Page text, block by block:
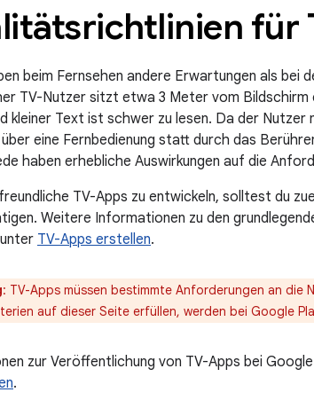
für
beim Fernsehen andere Erwartungen als bei
TV-Nutzer sitzt etwa 3 Meter vom
kleiner Text ist schwer zu lesen. Da der
eine Fernbedienung statt durch das
haben erhebliche Auswirkungen auf die
TV-Apps zu entwickeln, solltest du
Weitere Informationen zu den
TV-Apps erstellen.
: TV-Apps müssen bestimmte Anforderungen an
auf dieser Seite erfüllen, werden bei Google
zur Veröffentlichung von TV-Apps bei
.